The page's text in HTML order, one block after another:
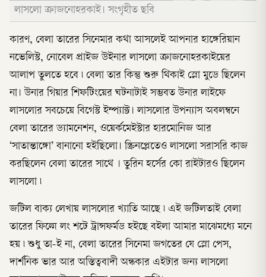
লাসলো ক্রাজনোহরকাই। সংগৃহীত ছবি
কারণ, বেলা তারের সিনেমার কথা আসলেই আপনার হাঙ্গেরিয়ান
নভেলিস্ট, নোবেল প্রাইজ উইনার লাসলো ক্রাজনোহরকাইয়ের
আলাপ তুলতে হবে ৷ বেলা তার কিন্তু শুরু থিকাই স্লো মুডে ছিলেন
না। উনার গিয়ার শিফটিংয়ের ঘটনাটাই সম্ভবত উনার লাইফে
লাসলোর সবচেয়ে বিগেস্ট ইম্প্যাক্ট। লাসলোর উপন্যাস অবলম্বনে
বেলা তারের ড্যামনেশন, ওয়ের্কমেইস্টার হারমোনিজ আর
‘সাতান্তাঙ্গো’ বানানো হইছিলো। স্ক্রিনপ্লেতেও লাসলো সরাসরি কাজ
করছিলেন বেলা তারের সাথে । তুরিন হর্সের কো রাইটারও ছিলেন
লাসলো ৷
জটিল বাক্য লেখায় লাসলোর খ্যাতি আছে ৷ এই জটিলতাই বেলা
তারের ফিল্মে লং শটে ট্রান্সফর্মড হইছে বইলা আমার মাঝেমধ্যে মনে
হয় ৷ শুধু তা-ই না, বেলা তারের সিনেমা জগতের যে স্লো পেস,
দার্শনিক ভার আর অস্তিত্ববাদী অন্ধকার এইটার জন্য লাসলো